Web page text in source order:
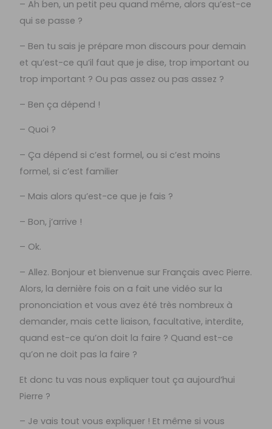
– Ah ben, un petit peu quand même, alors qu’est-ce
qui se passe ?
– Ben tu sais je prépare mon discours pour demain
et qu’est-ce qu’il faut que je dise, trop important ou
trop important ? Ou pas assez ou pas assez ?
– Ben ça dépend !
– Quoi ?
– Ça dépend si c’est formel, ou si c’est moins
formel, si c’est familier
– Mais alors qu’est-ce que je fais ?
– Bon, j’arrive !
– Ok.
– Allez. Bonjour et bienvenue sur Français avec Pierre.
Alors, la dernière fois on a fait une vidéo sur la
prononciation et vous avez été très nombreux à
demander, mais cette liaison, facultative, interdite,
quand est-ce qu’on doit la faire ? Quand est-ce
qu’on ne doit pas la faire ?
Et donc tu vas nous expliquer tout ça aujourd’hui
Pierre ?
– Je vais tout vous expliquer ! Et même si vous